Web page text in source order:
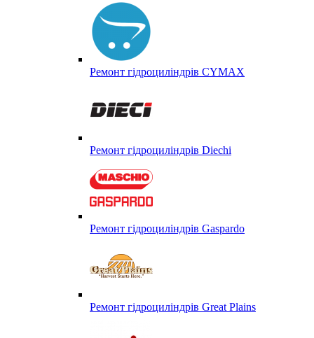
Ремонт гідроциліндрів CYMAX
Ремонт гідроциліндрів Diechi
Ремонт гідроциліндрів Gaspardo
Ремонт гідроциліндрів Great Plains